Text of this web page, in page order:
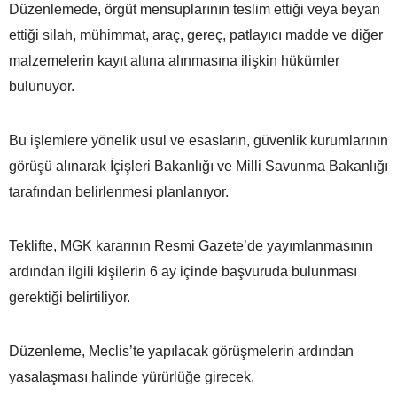
Düzenlemede, örgüt mensuplarının teslim ettiği veya beyan
ettiği silah, mühimmat, araç, gereç, patlayıcı madde ve diğer
malzemelerin kayıt altına alınmasına ilişkin hükümler
bulunuyor.
Bu işlemlere yönelik usul ve esasların, güvenlik kurumlarının
görüşü alınarak İçişleri Bakanlığı ve Milli Savunma Bakanlığı
tarafından belirlenmesi planlanıyor.
Teklifte, MGK kararının Resmi Gazete’de yayımlanmasının
ardından ilgili kişilerin 6 ay içinde başvuruda bulunması
gerektiği belirtiliyor.
Düzenleme, Meclis’te yapılacak görüşmelerin ardından
yasalaşması halinde yürürlüğe girecek.